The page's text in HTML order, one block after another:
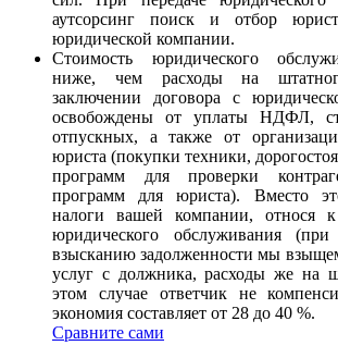
аутсорсинг поиск и отбор
юридической компании.
Стоимость юридического
ниже, чем расходы на
заключении договора с
освобождены от уплаты НДФЛ,
отпускных, а также от
юриста (покупки техники,
программ для проверки
программ для юриста). Вместо
налоги вашей компании, относя к
юридического обслуживания
взысканию задолженности мы
услуг с должника, расходы же на
этом случае ответчик не
экономия составляет от 28 до 40 %.
Сравните сами